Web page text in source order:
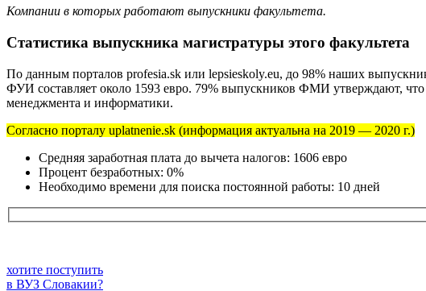
Компании в которых работают выпускники факультета.
Статистика выпускника магистратуры этого факультета
По данным порталов profesia.sk или lepsieskoly.eu, до 98% наших
ФУИ составляет около 1593 евро. 79% выпускников ФМИ утверждают,
менеджмента и информатики.
Согласно порталу uplatnenie.sk (информация актуальна на 2019 — 2020 г.)
Средняя заработная плата до вычета налогов: 1606 евро
Процент безработных: 0%
Необходимо времени для поиска постоянной работы: 10 дней
хотите поступить
в ВУЗ Словакии?